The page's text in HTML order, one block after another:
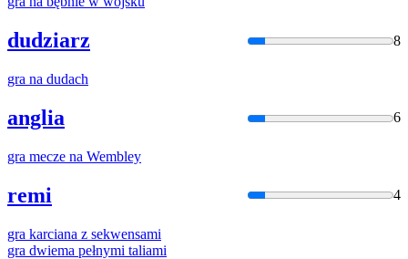
dudziarz 8
gra na dudach
anglia 6
gra mecze na Wembley
remi 4
gra karciana z sekwensami
gra dwiema pełnymi taliami